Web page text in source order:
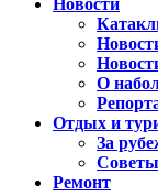
Новости
О
Отдых и
За
Ремонт